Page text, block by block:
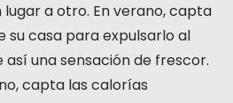
a otro. En verano, capta
su casa para expulsarlo al
una sensación de frescor.
capta las calorías